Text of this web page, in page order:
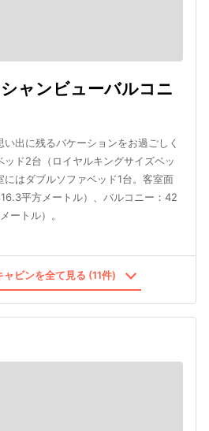
ャンビューバルコニ
出に残るバケーションをお過ごしく
ド2台（ロイヤルキングサイズベッ
にはダブルソファベッド1台。客室面
平方メートル）、バルコニー：42
ートル）。
ビンを全て見る (11件)